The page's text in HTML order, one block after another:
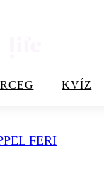
KVÍZ
FERI